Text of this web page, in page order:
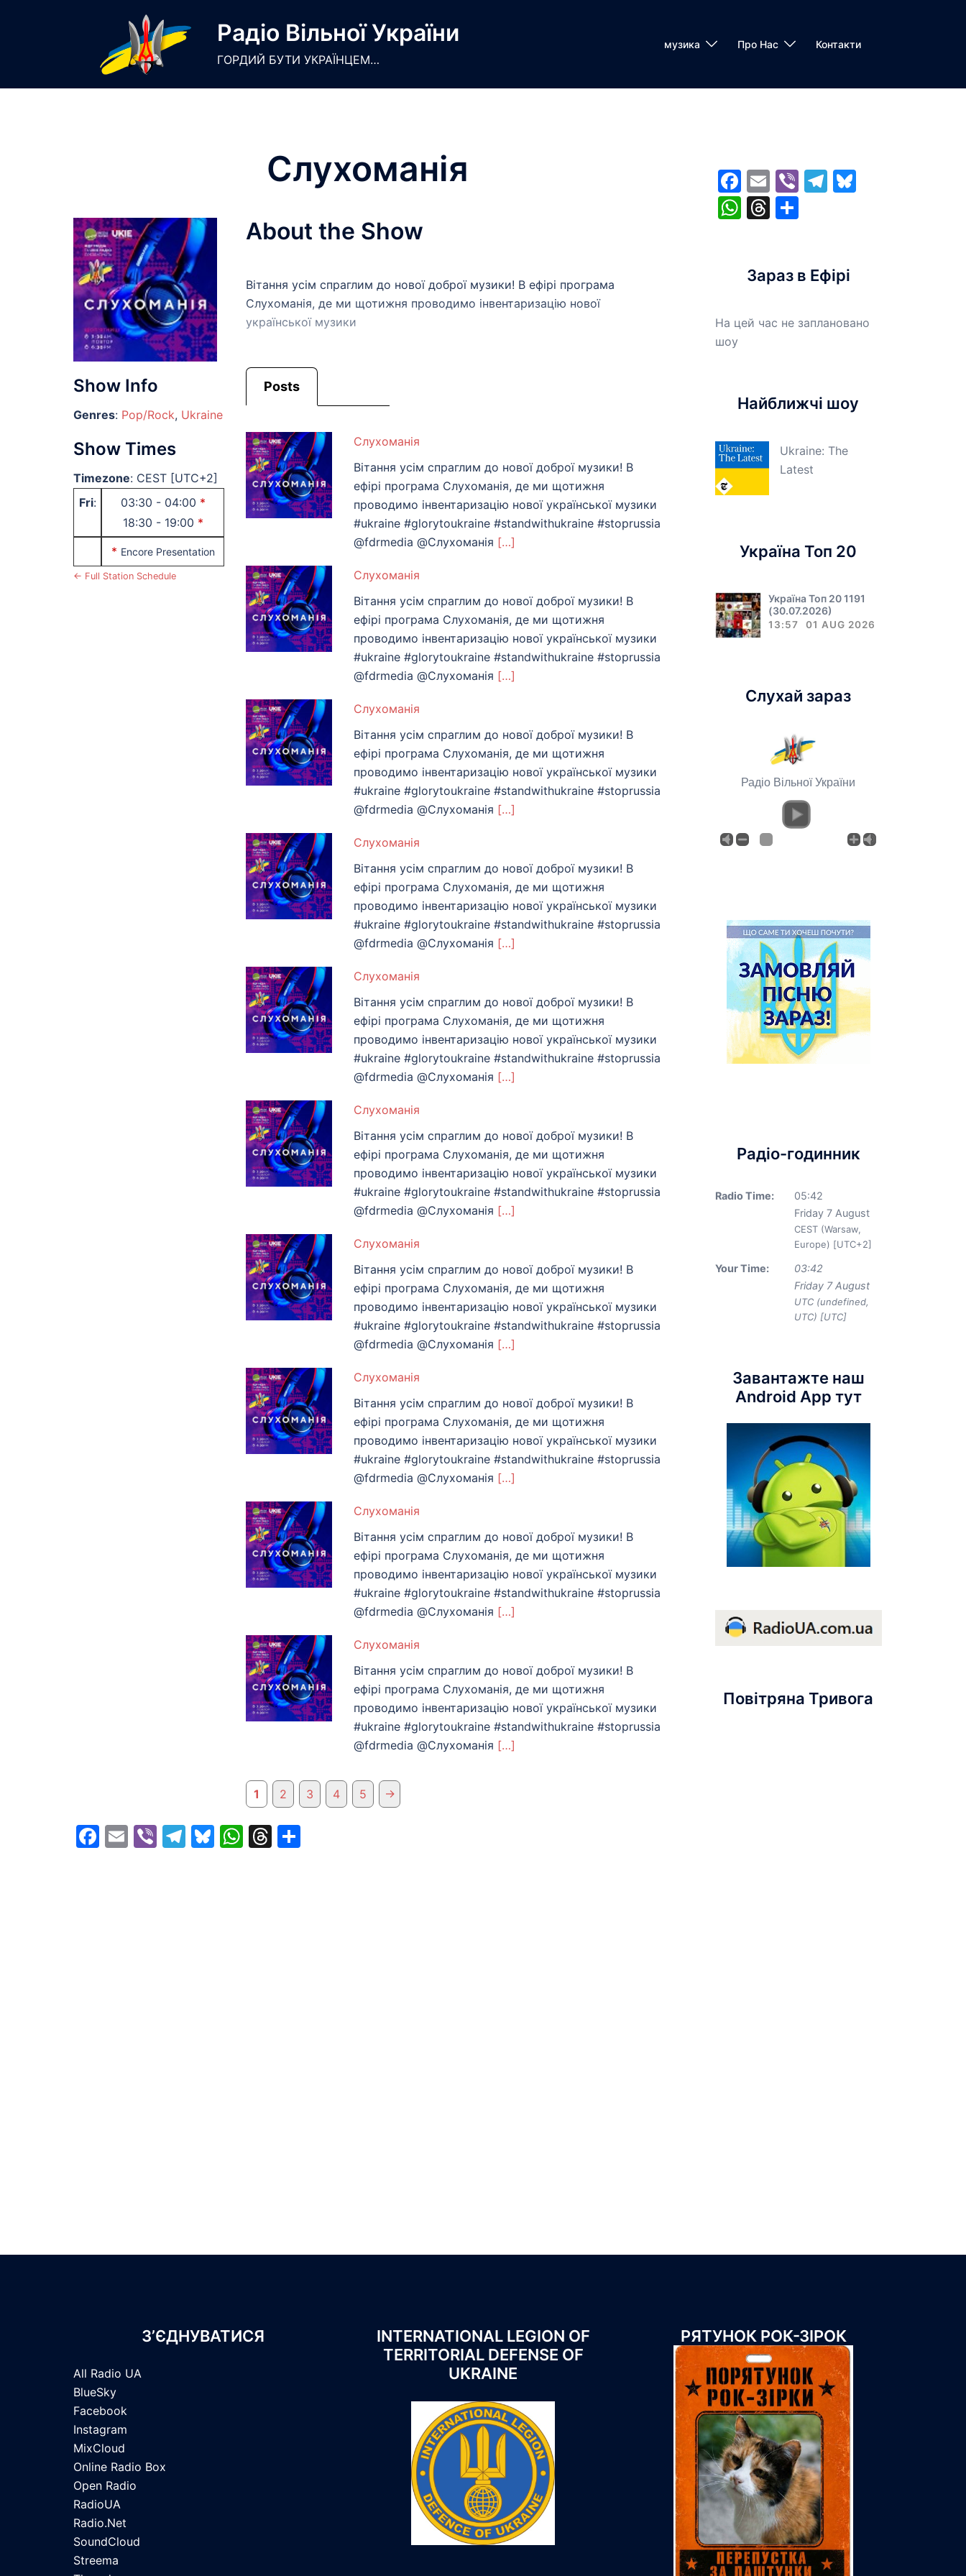
Радіо Вільної України
ГОРДИЙ БУТИ УКРАЇНЦЕМ…
музика Про Нас Контакти
Слухоманія
Show Info
Genres: Pop/Rock, Ukraine
Show Times
Timezone: CEST [UTC+2]
Fri: 03:30 - 04:00 *
18:30 - 19:00 *
* Encore Presentation
← Full Station Schedule
About the Show
Вітання усім спраглим до нової доброї музики! В ефірі програма
Слухоманія, де ми щотижня проводимо інвентаризацію нової
української музики
Posts
Слухоманiя
Вітання усім спраглим до нової доброї музики! В
ефірі програма Слухоманія, де ми щотижня
проводимо інвентаризацію нової української музики
#ukraine #glorytoukraine #standwithukraine #stoprussia
@fdrmedia @Слухоманiя […]
Слухоманiя
Вітання усім спраглим до нової доброї музики! В
ефірі програма Слухоманія, де ми щотижня
проводимо інвентаризацію нової української музики
#ukraine #glorytoukraine #standwithukraine #stoprussia
@fdrmedia @Слухоманiя […]
Слухоманiя
Вітання усім спраглим до нової доброї музики! В
ефірі програма Слухоманія, де ми щотижня
проводимо інвентаризацію нової української музики
#ukraine #glorytoukraine #standwithukraine #stoprussia
@fdrmedia @Слухоманiя […]
Слухоманiя
Вітання усім спраглим до нової доброї музики! В
ефірі програма Слухоманія, де ми щотижня
проводимо інвентаризацію нової української музики
#ukraine #glorytoukraine #standwithukraine #stoprussia
@fdrmedia @Слухоманiя […]
Слухоманiя
Вітання усім спраглим до нової доброї музики! В
ефірі програма Слухоманія, де ми щотижня
проводимо інвентаризацію нової української музики
#ukraine #glorytoukraine #standwithukraine #stoprussia
@fdrmedia @Слухоманiя […]
Слухоманiя
Вітання усім спраглим до нової доброї музики! В
ефірі програма Слухоманія, де ми щотижня
проводимо інвентаризацію нової української музики
#ukraine #glorytoukraine #standwithukraine #stoprussia
@fdrmedia @Слухоманiя […]
Слухоманiя
Вітання усім спраглим до нової доброї музики! В
ефірі програма Слухоманія, де ми щотижня
проводимо інвентаризацію нової української музики
#ukraine #glorytoukraine #standwithukraine #stoprussia
@fdrmedia @Слухоманiя […]
Слухоманiя
Вітання усім спраглим до нової доброї музики! В
ефірі програма Слухоманія, де ми щотижня
проводимо інвентаризацію нової української музики
#ukraine #glorytoukraine #standwithukraine #stoprussia
@fdrmedia @Слухоманiя […]
Слухоманiя
Вітання усім спраглим до нової доброї музики! В
ефірі програма Слухоманія, де ми щотижня
проводимо інвентаризацію нової української музики
#ukraine #glorytoukraine #standwithukraine #stoprussia
@fdrmedia @Слухоманiя […]
Слухоманiя
Вітання усім спраглим до нової доброї музики! В
ефірі програма Слухоманія, де ми щотижня
проводимо інвентаризацію нової української музики
#ukraine #glorytoukraine #standwithukraine #stoprussia
@fdrmedia @Слухоманiя […]
1 2 3 4 5 →
Facebook
EmailViberTelegram
Bluesky
WhatsApp
Threads
Facebook
EmailViberTelegram
Bluesky
WhatsApp
Threads
Share
Зараз в Ефірі
На цей час не заплановано
шоу
Найближчі шоу
Ukraine: The
Latest
Україна Топ 20
Україна Топ 20 1191
(30.07.2026)
13:57 01 AUG 2026
Слухай зараз
Радіо Вільної України
Радіо-годинник
Radio Time: 05:42
Friday 7 August
CEST (Warsaw,
Europe) [UTC+2]
Your Time: 03:42
Friday 7 August
UTC (undefined,
UTC) [UTC]
Завантажте наш
Android App тут
Повітряна Тривога
З’ЄДНУВАТИСЯ
All Radio UA
BlueSky
Facebook
Instagram
MixCloud
Online Radio Box
Open Radio
RadioUA
Radio.Net
SoundCloud
Streema
INTERNATIONAL LEGION OF
TERRITORIAL DEFENSE OF
UKRAINE
РЯТУНОК РОК-ЗІРОК